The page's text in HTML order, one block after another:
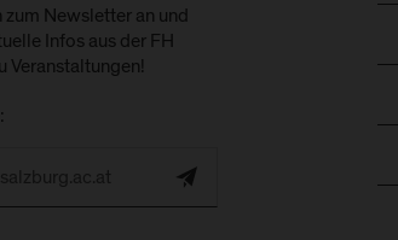
zum Newsletter an und
Infos aus der FH
Veranstaltungen!